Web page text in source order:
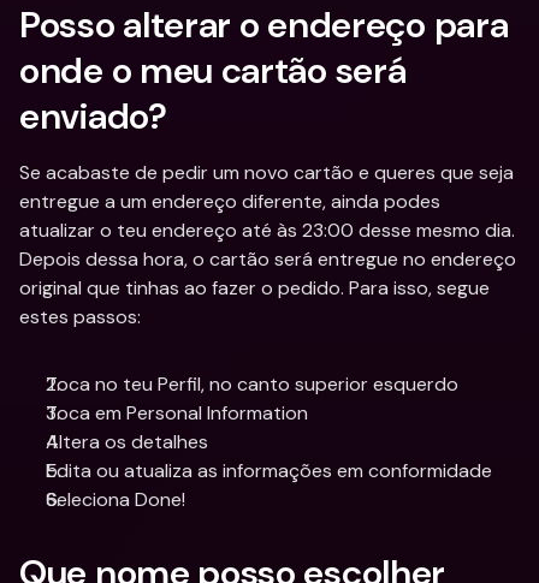
Posso alterar o endereço para
onde o meu cartão será
enviado?
Se acabaste de pedir um novo cartão e queres que seja
entregue a um endereço diferente, ainda podes
atualizar o teu endereço até às 23:00 desse mesmo dia.
Depois dessa hora, o cartão será entregue no endereço
original que tinhas ao fazer o pedido. Para isso, segue
estes passos:
Toca no teu Perfil, no canto superior esquerdo
Toca em Personal Information
Altera os detalhes
Edita ou atualiza as informações em conformidade
Seleciona Done!
Que nome posso escolher